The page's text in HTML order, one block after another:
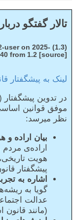
تالار گفتگو
user on 2025-
from 1.2 [source]
لینک به پیشگفتار
در تدوین پیشگفتار
موفق قوانین
نظر میرسد:
بیان اراده
اراده‌ی مردم
هویت
پیشگفتار
اشاره به
گویا به
عدالت
(مانند